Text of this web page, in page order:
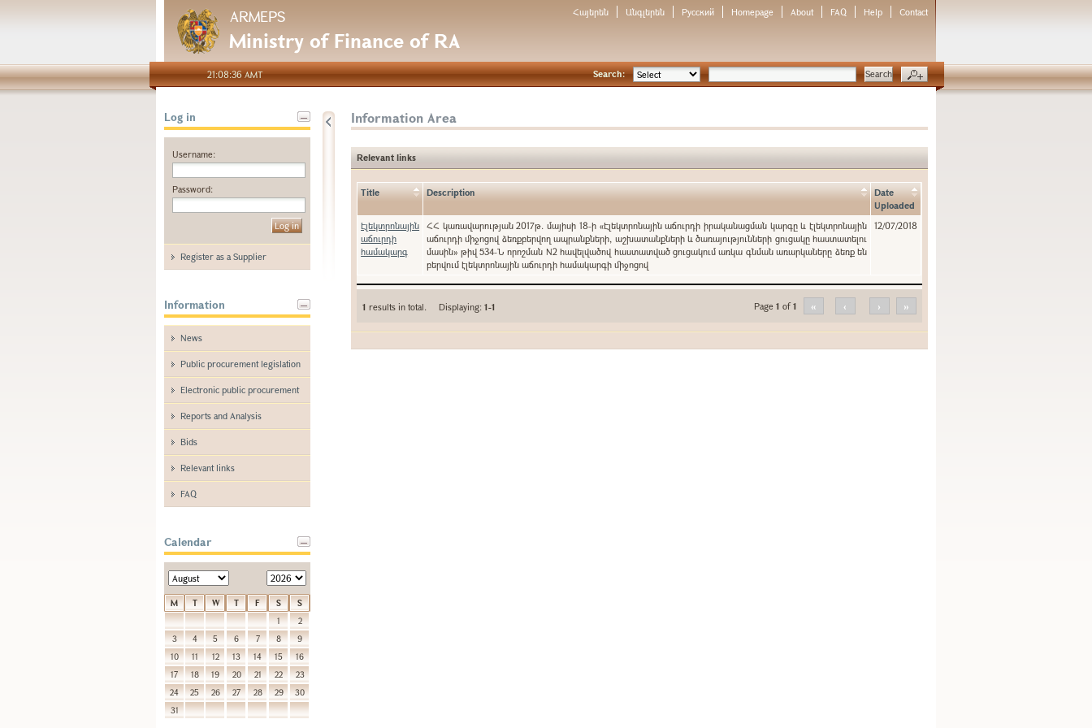
ARMEPS
Ministry of Finance of RA
Հայերեն Անգլերեն Русский Homepage About FAQ Help Contact
21:08:36 AMT Search:
Log in
Username:
Password:
Register as a Supplier
Information
News
Public procurement legislation
Electronic public procurement
Reports and Analysis
Bids
Relevant links
FAQ
Calendar
M T W T F S
S
1
2
3
4 5 6 7 8
9
10
11 12 13 14 15
16
17
18 19 20 21 22
23
24
25 26 27 28 29
30
31
Information Area
Relevant links
Title Description
Date
Uploaded
Էլեկտրոնային
աճուրդի
համակարգ
ՀՀ կառավարության 2017թ. մայիսի 18-ի «Էլեկտրոնային աճուրդի իրականացման կարգը և էլեկտրոնային
աճուրդի միջոցով ձեռքբերվող ապրանքների, աշխատանքների և ծառայությունների ցուցակը հաստատելու
մասին» թիվ 534-Ն որոշման N2 հավելվածով հաստատված ցուցակում առկա գնման առարկաները ձեռք են
բերվում էլեկտրոնային աճուրդի համակարգի միջոցով
12/07/2018
1 results in total. Displaying:1-1 Page 1 of1 « ‹ › »